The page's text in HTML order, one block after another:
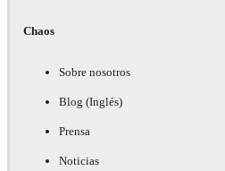
Chaos
Sobre nosotros
Blog (Inglés)
Prensa
Noticias